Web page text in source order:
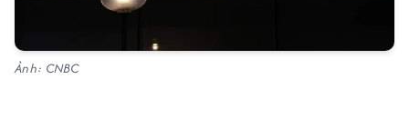
Ảnh: CNBC